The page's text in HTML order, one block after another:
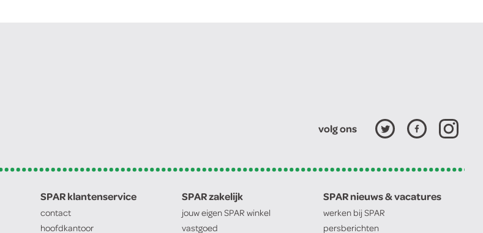
volg ons
SPAR klantenservice
contact
hoofdkantoor
SPAR zakelijk
jouw eigenSPAR winkel
vastgoed
SPAR nieuws & vacatures
werken bij SPAR
persberichten